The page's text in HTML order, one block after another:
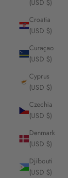
(USD $)
Croatia
(USD $)
Curaçao
(USD $)
Cyprus
(USD $)
Czechia
(USD $)
Denmark
(USD $)
Djibouti
(USD $)